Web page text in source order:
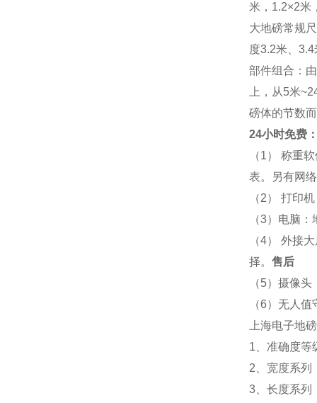
米，1.2×2米
大地磅常规
度3.2米、
部件组合：
上，从5米
磅体的节数
24小时免费
（1） 称重
表。另有网
（2） 打印
（3）电脑
（4） 外接
择。 售后
（5）摄像
（6）无人
上海电子地
1、准确度等
2、宽度系列
3、长度系列